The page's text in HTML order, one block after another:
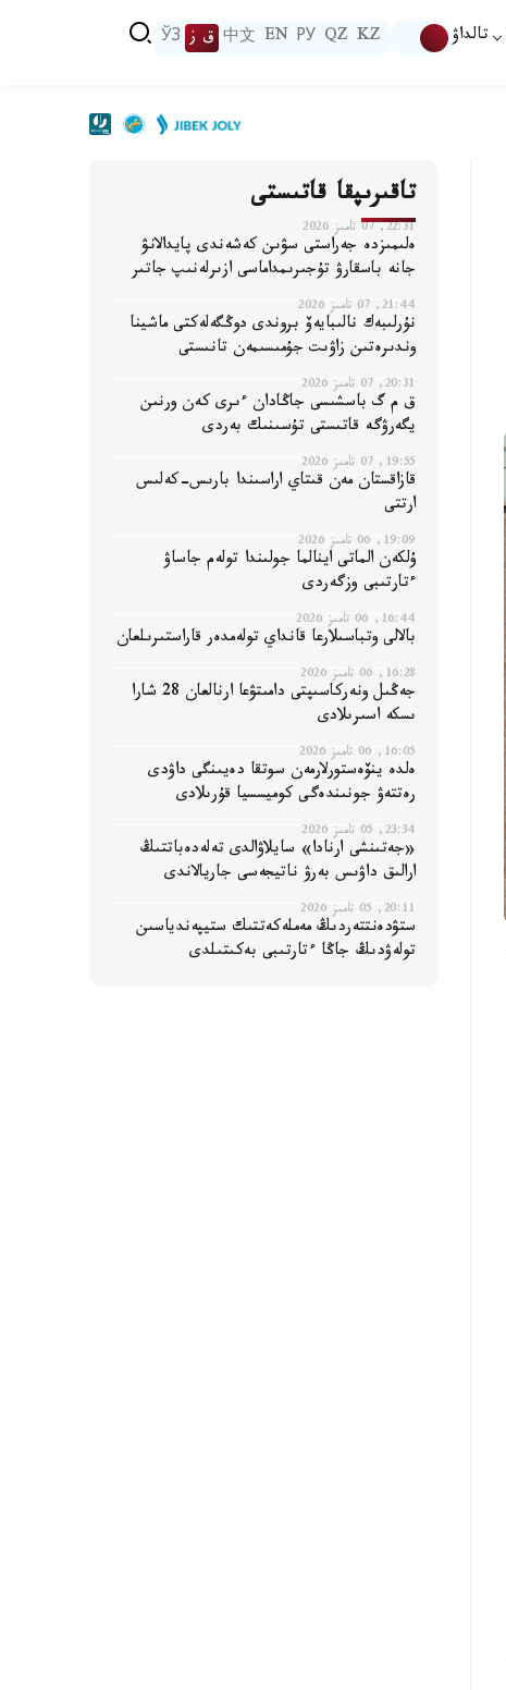
تالداۋ KZ
QZ
РУ
EN
中文 ق ز ЎЗ
تاقىرىپقا قاتىستى
22:31, 07 تامىز 2026
ەلىمىزدە جەراستى سۋىن كەشەندى پايدالانۋ
جانە باسقارۋ تۇجىرىمداماسى ازىرلەنىپ جاتىر
21:44, 07 تامىز 2026
نۇرلىبەك نالىبايەۆ بروندى دوڭگەلەكتى ماشينا
وندىرەتىن زاۋىت جۇمىسىمەن تانىستى
20:31, 07 تامىز 2026
ق م گ باسشىسى جاڭادان ءىرى كەن ورنىن
يگەرۋگە قاتىستى تۇسىنىك بەردى
19:55, 07 تامىز 2026
قازاقستان مەن قىتاي اراسىندا بارىس-كەلىس
ارتتى
19:09, 06 تامىز 2026
ۇلكەن الماتى اينالما جولىندا تولەم جاساۋ
ءتارتىبى وزگەردى
16:44, 06 تامىز 2026
بالالى وتباسىلارعا قانداي تولەمدەر قاراستىرىلعان
16:28, 06 تامىز 2026
جەڭىل ونەركاسىپتى دامىتۋعا ارنالعان 28 شارا
ىسكە اسىرىلادى
16:05, 06 تامىز 2026
ەلدە ينۆەستورلارمەن سوتقا دەيىنگى داۋدى
رەتتەۋ جونىندەگى كوميسسيا قۇرىلادى
23:34, 05 تامىز 2026
«جەتىنشى ارنادا» سايلاۋالدى تەلەدەباتتىڭ
ارالىق داۋىس بەرۋ ناتيجەسى جاريالاندى
20:11, 05 تامىز 2026
ستۋدەنتتەردىڭ مەملەكەتتىك ستيپەندياسىن
تولەۋدىڭ جاڭا ءتارتىبى بەكىتىلدى